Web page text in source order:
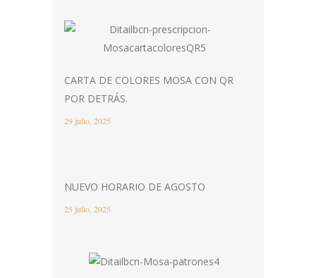
CARTA DE COLORES MOSA CON QR
POR DETRÁS.
29 julio, 2025
NUEVO HORARIO DE AGOSTO
25 julio, 2025